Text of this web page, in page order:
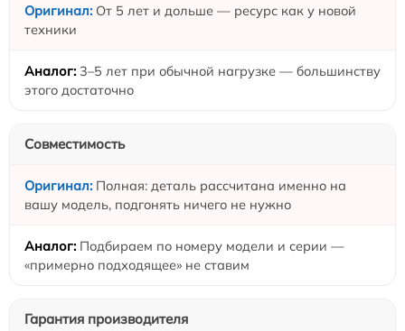
От 5 лет и дольше — ресурс как у новой
техники
3–5 лет при обычной нагрузке — большинству
этого достаточно
Совместимость
Полная: деталь рассчитана именно на
вашу модель, подгонять ничего не нужно
Подбираем по номеру модели и серии —
«примерно подходящее» не ставим
Гарантия производителя